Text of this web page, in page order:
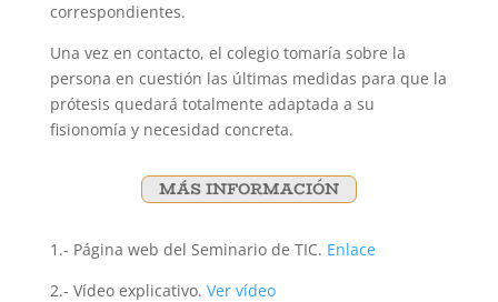
correspondientes.
Una vez en contacto, el colegio tomaría sobre la
persona en cuestión las últimas medidas para que la
prótesis quedará totalmente adaptada a su
fisionomía y necesidad concreta.
MÁS INFORMACIÓN
1.- Página web del Seminario de TIC. Enlace
2.- ​Vídeo explicativo. Ver vídeo